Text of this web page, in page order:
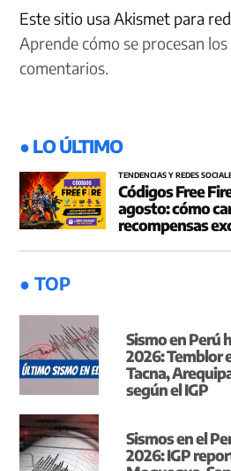
Este sitio usa Akismet para
Aprende cómo se procesan
comentarios.
● LO ÚLTIMO
TENDENCIAS Y REDES
Códigos Free
agosto: cómo
recompensas
● TOP
Sismo en Perú
2026: Temblor
Tacna,
según el IGP
Sismos en el
2026: IGP